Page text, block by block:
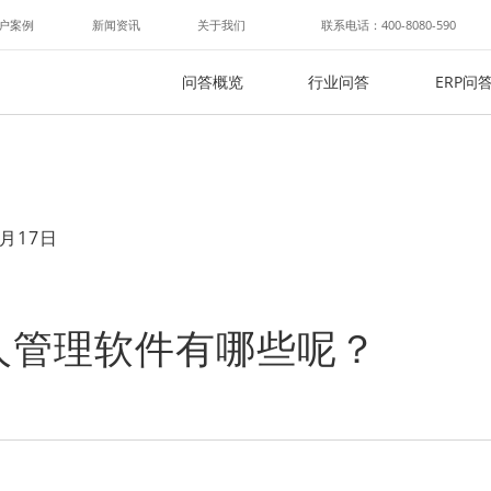
案例 新闻资讯 关于我们 联系电话：400-8080-590
问答概览 行业问答 ERP问
17日
理软件有哪些呢？